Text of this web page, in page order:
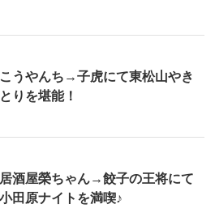
こうやんち→子虎にて東松山やき
とりを堪能！
居酒屋榮ちゃん→餃子の王将にて
小田原ナイトを満喫♪